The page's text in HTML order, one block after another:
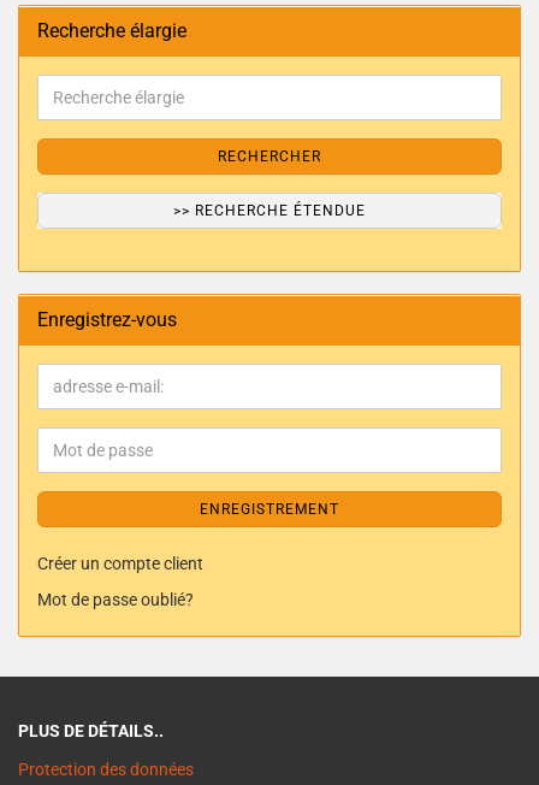
Recherche élargie
RECHERCHER
>> RECHERCHE ÉTENDUE
Enregistrez-vous
ENREGISTREMENT
Créer un compte client
Mot de passe oublié?
PLUS DE DÉTAILS..
Protection des données